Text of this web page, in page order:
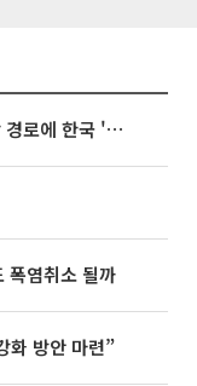
태풍 '돌핀' 이어 '찬홈' 등장…예상 경로에 한국 '한숨'
폭염취소 될까
화 방안 마련”